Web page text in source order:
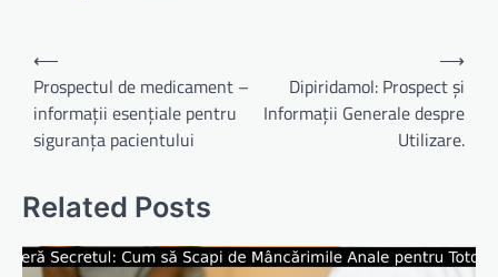
Navigare
în
articole
⟵
Prospectul de medicament –
informații esențiale pentru
siguranța pacientului
Dipiridamol: Prospect și
Informații Generale despre
Utilizare.
⟶
Related Posts